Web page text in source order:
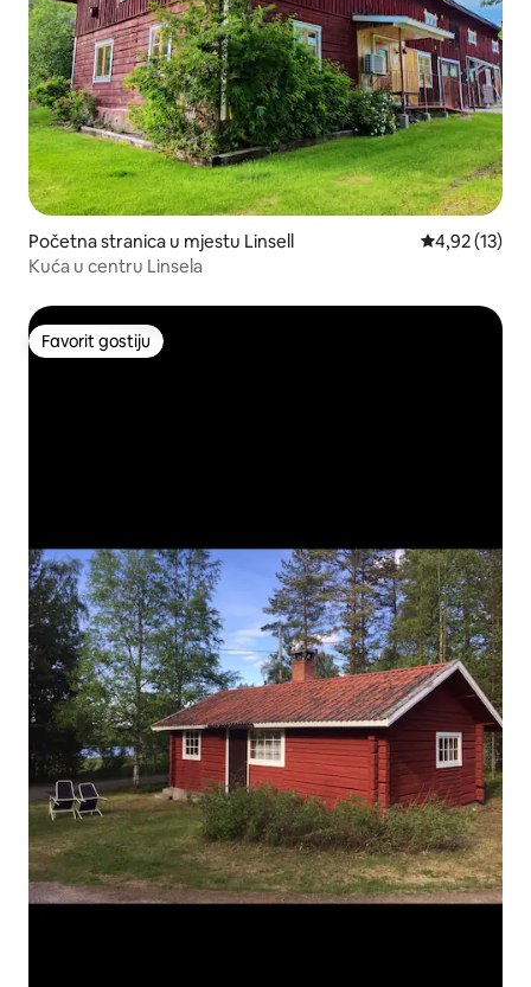
Početna stranica u mjestu Linsell prosječna
4,92 (13)
Kuća u centru Linsela
Favorit gostiju
Favorit gostiju